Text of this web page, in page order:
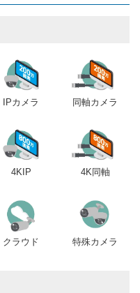
IPカメラ 同軸カメラ
4KIP 4K同軸
クラウド 特殊カメラ